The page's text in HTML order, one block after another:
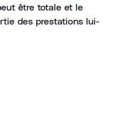
être totale et le
des prestations lui-